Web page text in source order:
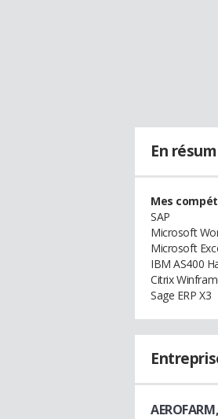
En
Mes
SAP
Microsoft
Microsoft
IBM AS400
Citrix
Sage ERP X3